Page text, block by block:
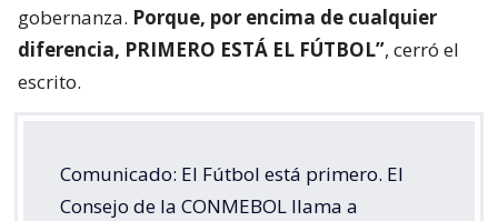
gobernanza. Porque, por encima de cualquier
diferencia, PRIMERO ESTÁ EL FÚTBOL”, cerró el
escrito.
Comunicado: El Fútbol está primero. El
Consejo de la CONMEBOL llama a